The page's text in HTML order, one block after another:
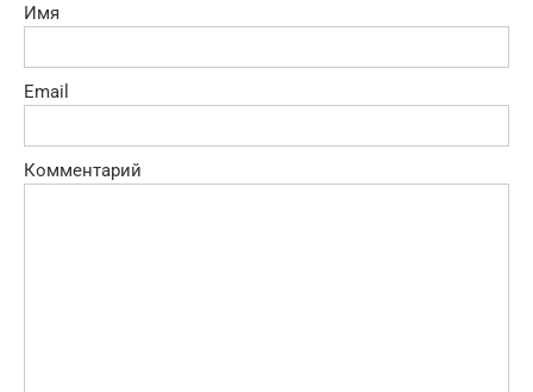
Имя
Email
Комментарий